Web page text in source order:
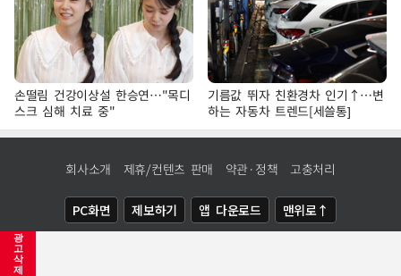
광
고
삭
제
손떨림 건강이상설 한승연…"목디
스크 심해 치료 중"
기름값 뛰자 친환경차 인기↑…변
하는 자동차 트렌드[세쓸통]
회사소개 제휴/컨텐츠 판매 약관·정책 고충처리
PC화면 제보하기 앱 다운로드 맨위로↑